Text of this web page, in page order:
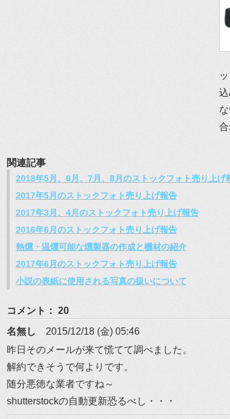
関連記事
2018年5月、6月、7月、8月のストックフォト売り上げ
2017年5月のストックフォト売り上げ報告
2017年3月、4月のストックフォト売り上げ報告
2016年6月のストックフォト売り上げ報告
熱燻・温燻可能な燻製器の作成と機材の紹介
2017年6月のストックフォト売り上げ報告
小説の表紙に使用される写真の扱いについて
コメント： 20
名無し 2015/12/18 (金) 05:46
昨日そのメールが来て慌てて調べました。
解約できそうで何よりです。
随分悪徳な業者ですね～
shutterstockの自動更新恐るべし・・・